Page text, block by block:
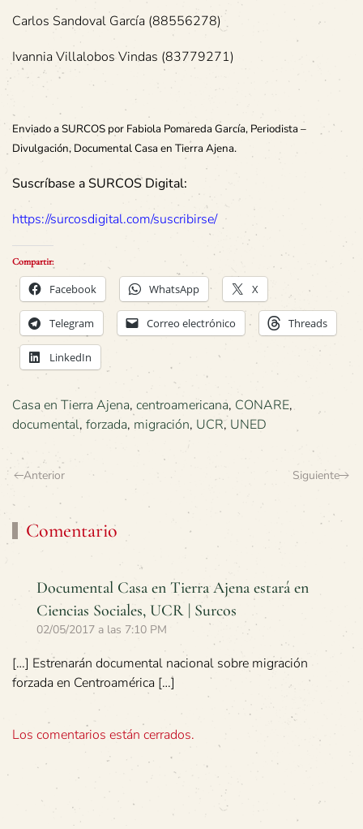
Carlos Sandoval García (88556278)
Ivannia Villalobos Vindas (83779271)
Enviado a SURCOS por Fabiola Pomareda García, Periodista –
Divulgación, Documental Casa en Tierra Ajena.
Suscríbase a SURCOS Digital:
https://surcosdigital.com/suscribirse/
Compartir:
Facebook WhatsApp X
Telegram Correo electrónico Threads
LinkedIn
Casa en Tierra Ajena, centroamericana, CONARE,
documental, forzada, migración, UCR, UNED
Anterior Siguiente
Comentario
Documental Casa en Tierra Ajena estará en
Ciencias Sociales, UCR | Surcos
02/05/2017 a las 7:10 PM
[…] Estrenarán documental nacional sobre migración
forzada en Centroamérica […]
Los comentarios están cerrados.